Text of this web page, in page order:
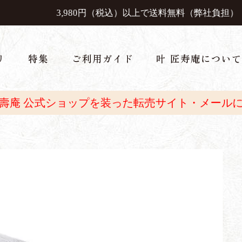
3,980円（税込）以上で送料無料（弊社負担）
特集 ご利用ガイド 叶 匠寿庵について
庵 公式ショップを装った転売サイト・メール